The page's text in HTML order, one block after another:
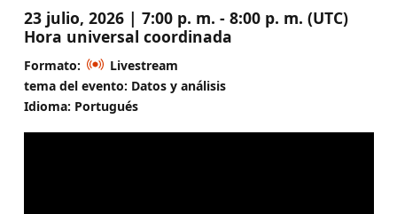
23 julio, 2026 | 7:00 p. m. - 8:00 p. m. (UTC)
Hora universal coordinada
Formato:
Livestream
tema del evento: Datos y análisis
Idioma: Portugués